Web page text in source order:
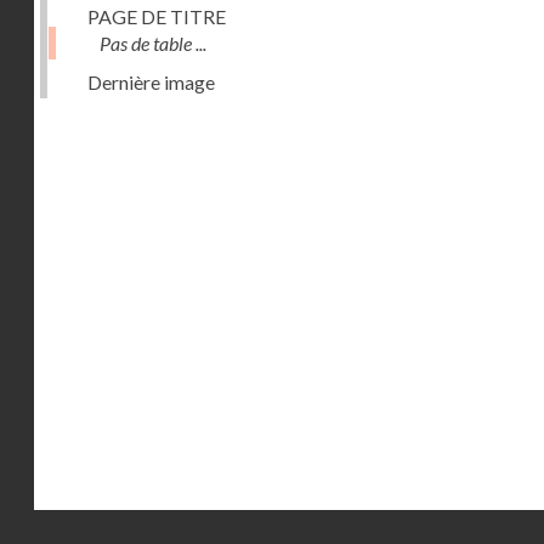
PAGE DE TITRE
Pas de table ...
Dernière image